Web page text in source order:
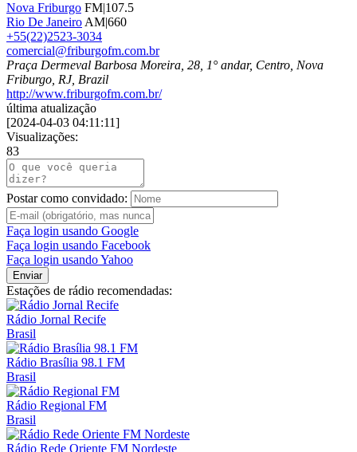
Nova Friburgo FM|107.5
Rio De Janeiro AM|660
+55(22)2523-3034
comercial@friburgofm.com.br
Praça Dermeval Barbosa Moreira, 28, 1° andar, Centro, Nova
Friburgo, RJ, Brazil
http://www.friburgofm.com.br/
última atualização
[2024-04-03 04:11:11]
Visualizações:
83
Postar como convidado:
Faça login usando Google
Faça login usando Facebook
Faça login usando Yahoo
Enviar
Estações de rádio recomendadas:
Rádio Jornal Recife
Brasil
Rádio Brasília 98.1 FM
Brasil
Rádio Regional FM
Brasil
Rádio Rede Oriente FM Nordeste